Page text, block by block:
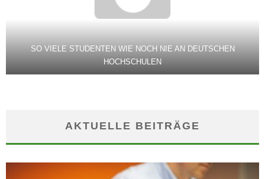
SO VIELE STUDENTEN WIE NOCH NIE AN DEUTSCHEN
HOCHSCHULEN
AKTUELLE BEITRÄGE